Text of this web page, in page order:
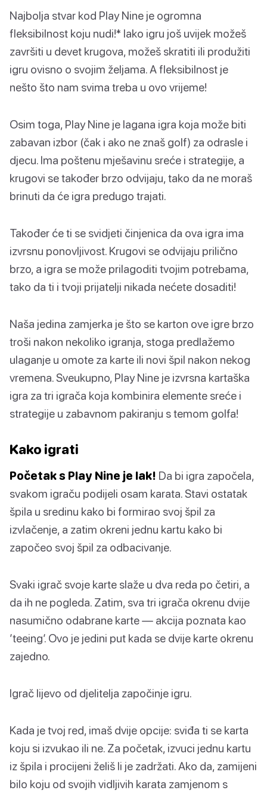
Najbolja stvar kod Play Nine je ogromna
fleksibilnost koju nudi!* Iako igru još uvijek možeš
završiti u devet krugova, možeš skratiti ili produžiti
igru ovisno o svojim željama. A fleksibilnost je
nešto što nam svima treba u ovo vrijeme!
Osim toga, Play Nine je lagana igra koja može biti
zabavan izbor (čak i ako ne znaš golf) za odrasle i
djecu. Ima poštenu mješavinu sreće i strategije, a
krugovi se također brzo odvijaju, tako da ne moraš
brinuti da će igra predugo trajati.
Također će ti se svidjeti činjenica da ova igra ima
izvrsnu ponovljivost. Krugovi se odvijaju prilično
brzo, a igra se može prilagoditi tvojim potrebama,
tako da ti i tvoji prijatelji nikada nećete dosaditi!
Naša jedina zamjerka je što se karton ove igre brzo
troši nakon nekoliko igranja, stoga predlažemo
ulaganje u omote za karte ili novi špil nakon nekog
vremena. Sveukupno, Play Nine je izvrsna kartaška
igra za tri igrača koja kombinira elemente sreće i
strategije u zabavnom pakiranju s temom golfa!
Kako igrati
Početak s Play Nine je lak! Da bi igra započela,
svakom igraču podijeli osam karata. Stavi ostatak
špila u sredinu kako bi formirao svoj špil za
izvlačenje, a zatim okreni jednu kartu kako bi
započeo svoj špil za odbacivanje.
Svaki igrač svoje karte slaže u dva reda po četiri, a
da ih ne pogleda. Zatim, sva tri igrača okrenu dvije
nasumično odabrane karte — akcija poznata kao
’teeing’. Ovo je jedini put kada se dvije karte okrenu
zajedno.
Igrač lijevo od djelitelja započinje igru.
Kada je tvoj red, imaš dvije opcije: sviđa ti se karta
koju si izvukao ili ne. Za početak, izvuci jednu kartu
iz špila i procijeni želiš li je zadržati. Ako da, zamijeni
bilo koju od svojih vidljivih karata zamjenom s